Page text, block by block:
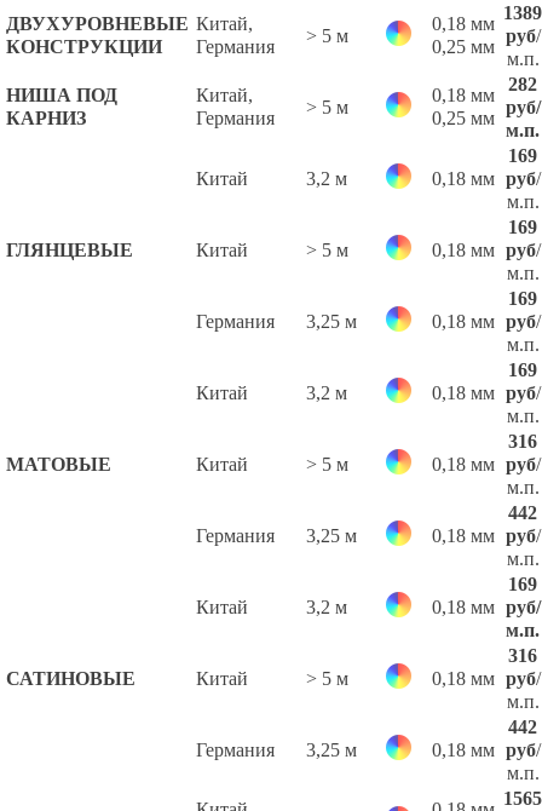
ДВУХУРОВНЕВЫЕ
КОНСТРУКЦИИ
Китай,
Германия
> 5 м
0,18 мм
0,25 мм
1389
руб/
м.п.
НИША ПОД
КАРНИЗ
Китай,
Германия
> 5 м
0,18 мм
0,25 мм
282
руб/
м.п.
ГЛЯНЦЕВЫЕ
Китай 3,2 м 0,18 мм
169
руб/
м.п.
Китай > 5 м 0,18 мм
169
руб/
м.п.
Германия 3,25 м 0,18 мм
169
руб/
м.п.
МАТОВЫЕ
Китай 3,2 м 0,18 мм
169
руб/
м.п.
Китай > 5 м 0,18 мм
316
руб/
м.п.
Германия 3,25 м 0,18 мм
442
руб/
м.п.
САТИНОВЫЕ
Китай 3,2 м 0,18 мм
169
руб/
м.п.
Китай > 5 м 0,18 мм
316
руб/
м.п.
Германия 3,25 м 0,18 мм
442
руб/
м.п.
1565